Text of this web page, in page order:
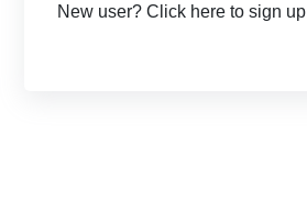
New user? Click here to sign up